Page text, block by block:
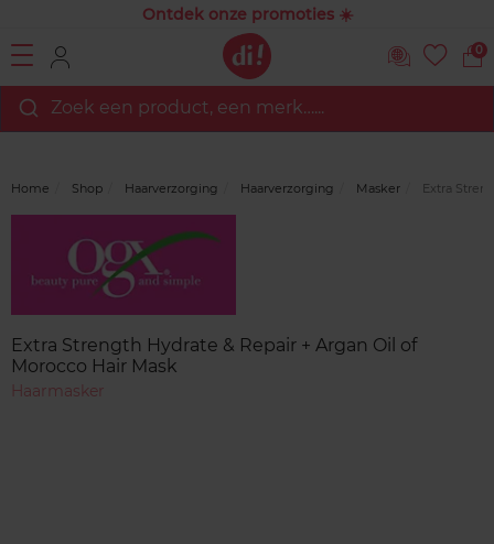
Ontdek onze promoties ☀️
0
Zoek een product, een merk…...
Home Shop Haarverzorging Haarverzorging Masker Extra
Extra Strength Hydrate & Repair + Argan Oil of
Morocco Hair Mask
Haarmasker